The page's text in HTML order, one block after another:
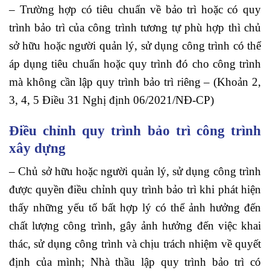
– Trường hợp có tiêu chuẩn về bảo trì hoặc có quy
trình bảo trì của công trình tương tự phù hợp thì chủ
sở hữu hoặc người quản lý, sử dụng công trình có thể
áp dụng tiêu chuẩn hoặc quy trình đó cho công trình
mà không cần lập quy trình bảo trì riêng –(Khoản 2,
3, 4, 5 Điều 31 Nghị định 06/2021/NĐ-CP)
Điều chỉnh quy trình bảo trì công trình
xây dựng
– Chủ sở hữu hoặc người quản lý, sử dụng công trình
được quyền điều chỉnh quy trình bảo trì khi phát hiện
thấy những yếu tố bất hợp lý có thể ảnh hưởng đến
chất lượng công trình, gây ảnh hưởng đến việc khai
thác, sử dụng công trình và chịu trách nhiệm về quyết
định của mình; Nhà thầu lập quy trình bảo trì có